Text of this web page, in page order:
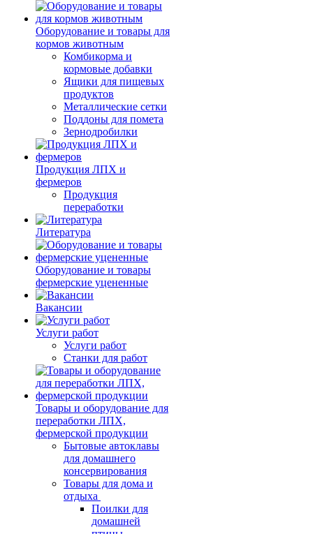
Оборудование и товары для
кормов животным
Комбикорма и
кормовые добавки
Ящики для пищевых
продуктов
Металлические сетки
Поддоны для помета
Зернодробилки
Продукция ЛПХ и
фермеров
Продукция
переработки
Литература
Оборудование и товары
фермерские уцененные
Вакансии
Услуги работ
Услуги работ
Станки для работ
Товары и оборудование для
переработки ЛПХ,
фермерской продукции
Бытовые автоклавы
для домашнего
консервирования
Товары для дома и
отдыха
Поилки для
домашней